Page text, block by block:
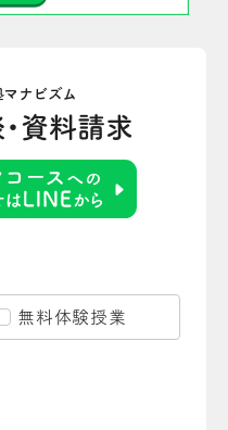
ナビズム
資料請求
無料体験授業